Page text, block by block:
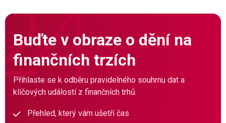
Buďte v obraze o dění na
finančních trzích
Přihlaste se k odběru pravidelného souhrnu dat a
klíčových událostí z finančních trhů.
Přehled, který vám ušetří čas